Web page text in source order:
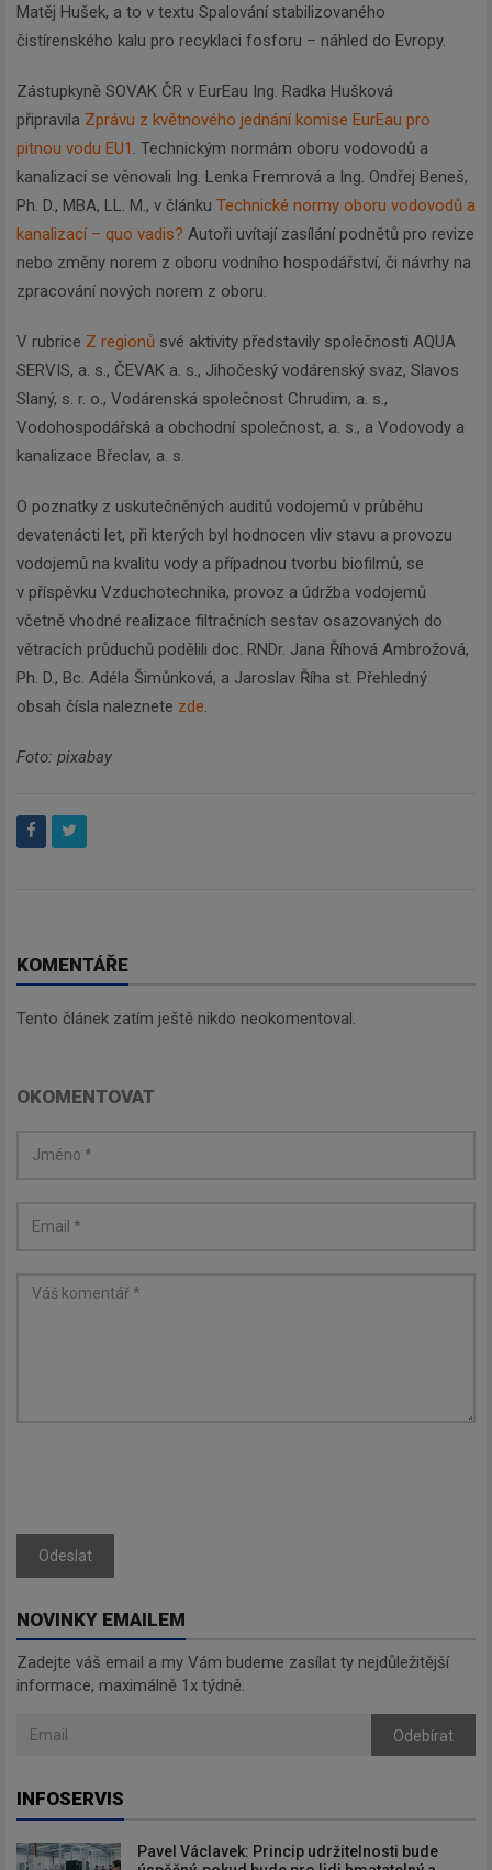
Matěj Hušek, a to v textu Spalování stabilizovaného
čistírenského kalu pro recyklaci fosforu – náhled do Evropy.
Zástupkyně SOVAK ČR v EurEau Ing. Radka Hušková
připravila Zprávu z květnového jednání komise EurEau pro
pitnou vodu EU1 . Technickým normám oboru vodovodů a
kanalizací se věnovali Ing. Lenka Fremrová a Ing. Ondřej Beneš,
Ph. D., MBA, LL. M., v článku Technické normy oboru vodovodů a
kanalizací – quo vadis? Autoři uvítají zasílání podnětů pro revize
nebo změny norem z oboru vodního hospodářství, či návrhy na
zpracování nových norem z oboru.
V rubrice Z regionů své aktivity představily společnosti AQUA
SERVIS, a. s., ČEVAK a. s., Jihočeský vodárenský svaz, Slavos
Slaný, s. r. o., Vodárenská společnost Chrudim, a. s.,
Vodohospodářská a obchodní společnost, a. s., a Vodovody a
kanalizace Břeclav, a. s.
O poznatky z uskutečněných auditů vodojemů v průběhu
devatenácti let, při kterých byl hodnocen vliv stavu a provozu
vodojemů na kvalitu vody a případnou tvorbu biofilmů, se
v příspěvku Vzduchotechnika, provoz a údržba vodojemů
včetně vhodné realizace filtračních sestav osazovaných do
větracích průduchů podělili doc. RNDr. Jana Říhová Ambrožová,
Ph. D., Bc. Adéla Šimůnková, a Jaroslav Říha st. Přehledný
obsah čísla naleznete zde.
Foto: pixabay
KOMENTÁŘE
Tento článek zatím ještě nikdo neokomentoval.
OKOMENTOVAT
Odeslat
NOVINKY EMAILEM
Zadejte váš email a my Vám budeme zasílat ty nejdůležitější
informace, maximálně 1x týdně.
Odebírat
INFOSERVIS
Pavel Václavek: Princip udržitelnosti bude
Odebírat